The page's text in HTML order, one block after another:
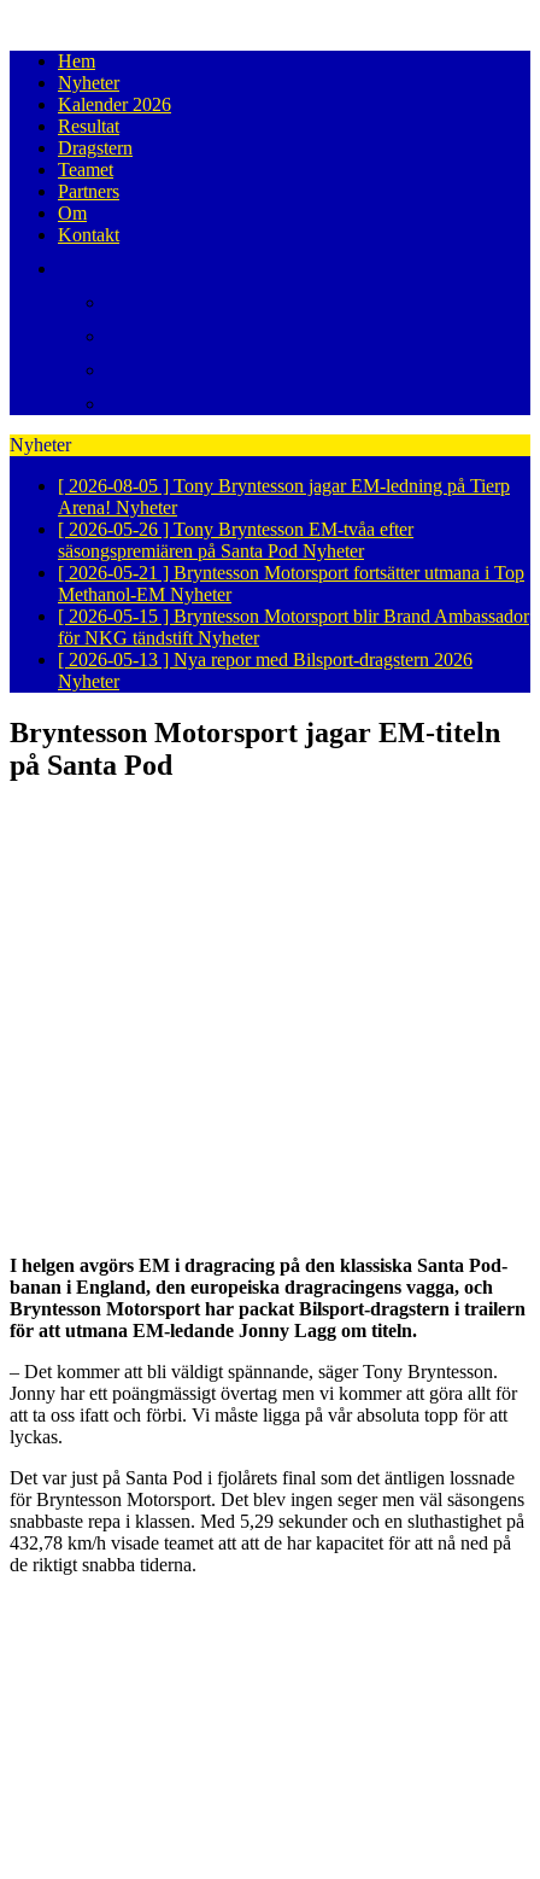
Hem
Nyheter
Kalender 2026
Resultat
Dragstern
Teamet
Partners
Om
Kontakt
Nyheter
[ 2026-08-05 ] Tony Bryntesson jagar EM-ledning på Tierp
Arena! Nyheter
[ 2026-05-26 ] Tony Bryntesson EM-tvåa efter
säsongspremiären på Santa Pod Nyheter
[ 2026-05-21 ] Bryntesson Motorsport fortsätter utmana i Top
Methanol-EM Nyheter
[ 2026-05-15 ] Bryntesson Motorsport blir Brand Ambassador
för NKG tändstift Nyheter
[ 2026-05-13 ] Nya repor med Bilsport-dragstern 2026
Nyheter
Bryntesson Motorsport jagar EM-titeln
på Santa Pod
I helgen avgörs EM i dragracing på den klassiska Santa Pod-
banan i England, den europeiska dragracingens vagga, och
Bryntesson Motorsport har packat Bilsport-dragstern i trailern
för att utmana EM-ledande Jonny Lagg om titeln.
– Det kommer att bli väldigt spännande, säger Tony Bryntesson.
Jonny har ett poängmässigt övertag men vi kommer att göra allt för
att ta oss ifatt och förbi. Vi måste ligga på vår absoluta topp för att
lyckas.
Det var just på Santa Pod i fjolårets final som det äntligen lossnade
för Bryntesson Motorsport. Det blev ingen seger men väl säsongens
snabbaste repa i klassen. Med 5,29 sekunder och en sluthastighet på
432,78 km/h visade teamet att att de har kapacitet för att nå ned på
de riktigt snabba tiderna.